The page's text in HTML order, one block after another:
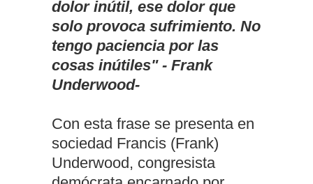
dolor inútil, ese dolor que
solo provoca sufrimiento. No
tengo paciencia por las
cosas inútiles" - Frank
Underwood-
Con esta frase se presenta en
sociedad Francis (Frank)
Underwood, congresista